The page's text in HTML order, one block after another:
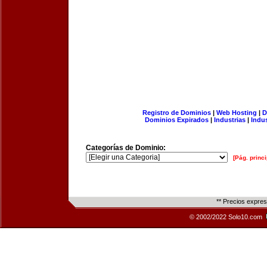
Registro de Dominios| Web Hosting |
Dominios Expirados | Industrias |
Categorías de Dominio:
[Pág.
** Precios
© 2002/2022 Solo10.com